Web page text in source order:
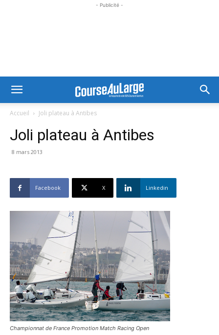
- Publicité -
Accueil Joli plateau à Antibes
Joli plateau à Antibes
8 mars 2013
Facebook X Linkedin
Championnat de France Promotion Match Racing Open